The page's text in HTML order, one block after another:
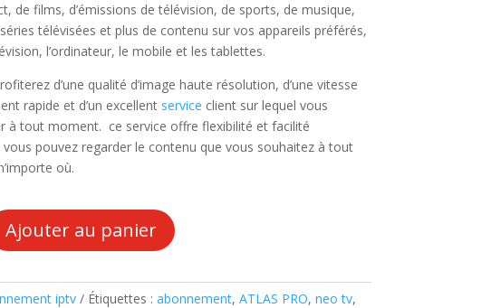
de films, d’émissions de télévision, de sports, de musique,
télévisées et plus de contenu sur vos appareils préférés,
l’ordinateur, le mobile et les tablettes.
d’une qualité d’image haute résolution, d’une vitesse
rapide et d’un excellent service client sur lequel vous
à tout moment. ce service offre flexibilité et facilité
vous pouvez regarder le contenu que vous souhaitez à tout
où.
Ajouter au panier
iptv Étiquettes : abonnement, ATLAS PRO, neo tv,